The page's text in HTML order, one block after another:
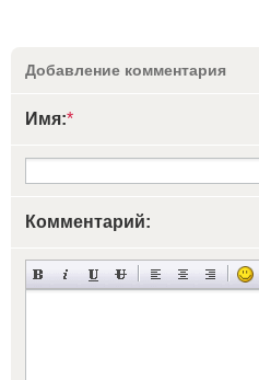
Добавление комментария
Имя:*
Комментарий: